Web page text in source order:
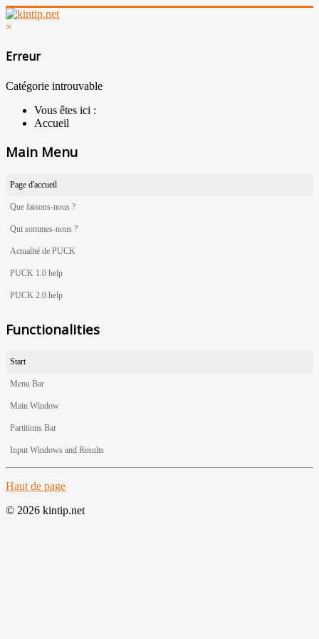
×
Erreur
Catégorie introuvable
Vous êtes ici :
Accueil
Main Menu
Page d'accueil
Que faisons-nous ?
Qui sommes-nous ?
Actualité de PUCK
PUCK 1.0 help
PUCK 2.0 help
Functionalities
Start
Menu Bar
Main Window
Partitions Bar
Input Windows and Results
Haut de page
© 2026 kintip.net